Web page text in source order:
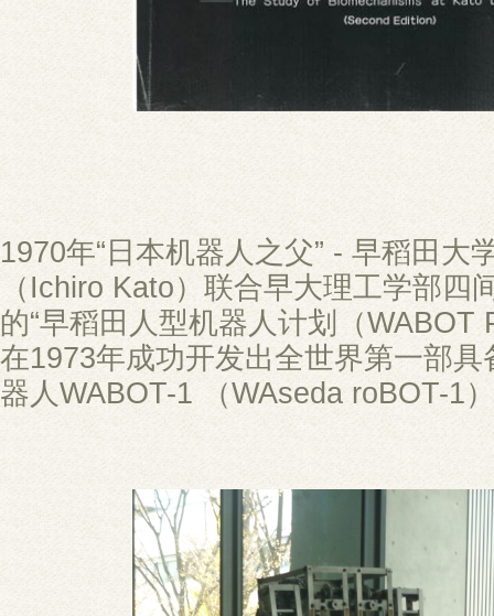
1970年“日本机器人之父” - 早稻田大
（Ichiro Kato）联合早大理工学部四
的“早稻田人型机器人计划（WABOT
在1973年成功开发出全世界第一部
器人WABOT-1 （WAseda roBOT-1